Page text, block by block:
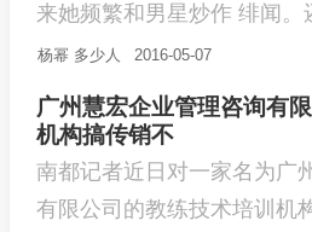
来她频繁和男星炒作 绯闻。
杨幂 多少人 2016-05-07
广州慧宏企业管理咨询有
机构搞传销不
南都记者近日对一家名为广
有限公司的教练技术培训机